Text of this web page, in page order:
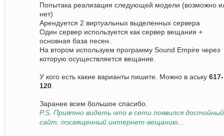
Попытака реализация следующей модели (возможно
нет)
Арендуется 2 виртуальных выделенных сервера
Один сервер используется как сервер вещания +
основная база песен.
На втором используем программу Sound Empire через
которую осуществляется вещание.
У кого есть какие варианты пишите. Можно в аську 617-
120
Заранее всем большое спасибо.
P.S. Приятно видеть что в сети появился достойный
сайт, посвященный интернет-вещанию...